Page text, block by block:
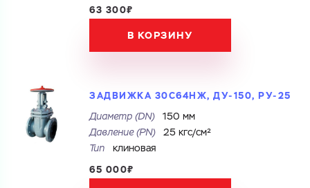
ГОТОВО
ЗАГРУЗИТЬ
Файл с реквизитами огранизации (любой формат, макс. 20
МБ)
Cоглашаюсь на обработку
63 300₽
В КОРЗИНУ
ЗАДВИЖКА 30С64НЖ, ДУ-150, РУ-25
Диаметр (DN)
150 мм
Давление (PN)
25 кгс/см²
Тип
клиновая
65 000₽